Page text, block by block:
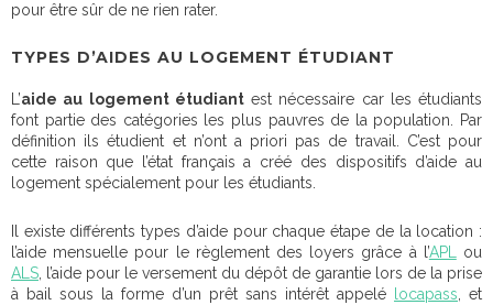
pour être sûr de ne rien rater.
TYPES D’AIDES AU LOGEMENT ÉTUDIANT
L’aide au logement étudiantest nécessaire car les étudiants
font partie des catégories les plus pauvres de la population. Par
définition ils étudient et n’ont a priori pas de travail. C’est pour
cette raison que l’état français a créé des dispositifs d’aide au
logement spécialement pour les étudiants.
Il existe différents types d’aide pour chaque étape de la location :
l’aide mensuelle pour le règlement des loyers grâce à l’APL
ou
ALS , l’aide pour le versement du dépôt de garantie lors de la prise
à bail sous la forme d’un prêt sans intérêt appelé
locapass , et